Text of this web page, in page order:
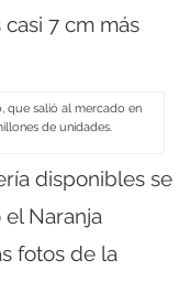
7 cm más
que salió al mercado en
de unidades.
disponibles se
Naranja
fotos de la